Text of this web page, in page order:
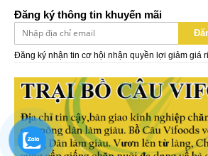
Đăng ký thông tin khuyến mãi
Đăng ký nhận tin cơ hội nhận quyền lợi giảm giá